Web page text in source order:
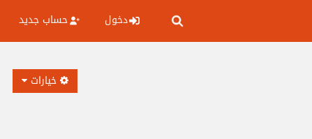
دخول حساب جديد
خيارات